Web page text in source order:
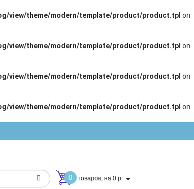
view/theme/modern/template/product/product.tpl on
view/theme/modern/template/product/product.tpl on
view/theme/modern/template/product/product.tpl on
view/theme/modern/template/product/product.tpl on
0 товаров, на 0 р.